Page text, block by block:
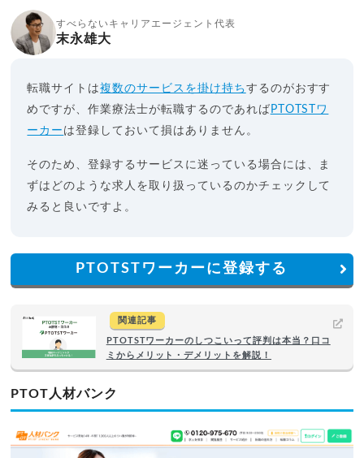
すべらないキャリアエージェント代表
末永雄大
転職サイトは複数のサービスを掛け持ちするのがおすす
めですが、作業療法士が転職するのであれば PTOTSTワ
ーカー は登録しておいて損はありません。
そのため、登録するサービスに迷っている場合には、ま
ずはどのような求人を取り扱っているのかチェックして
みると良いですよ。
PTOTSTワーカーに登録する
関連記事
PTOTSTワーカーのしつこいって評判は本当？口コ
ミからメリット・デメリットを解説！
PTOT人材バンク